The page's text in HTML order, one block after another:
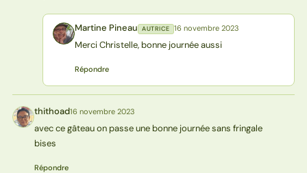
MP Martine Pineau AUTRICE 16 novembre 2023
Merci Christelle, bonne journée aussi
Répondre
T thithoad16 novembre 2023
avec ce gâteau on passe une bonne journée sans fringale
bises
Répondre